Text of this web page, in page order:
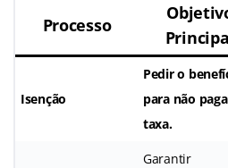
Processo
Isenção
Pedir o
para não
taxa.
Garantir